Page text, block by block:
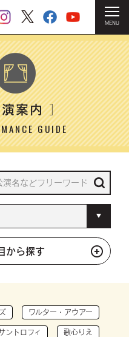
MENU
案内］
GUIDE
から探す
ワルター・アウアー
ントロフィ 歌心りえ